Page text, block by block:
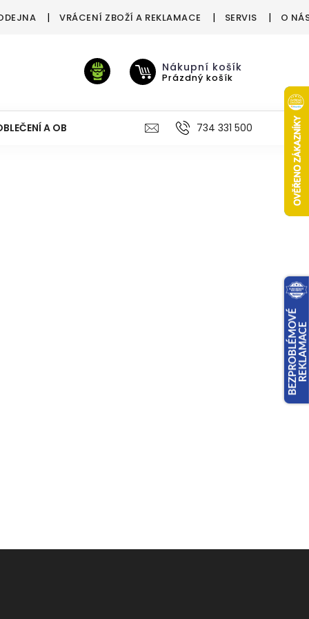
VRÁCENÍ ZBOŽÍ A REKLAMACE SERVIS O
Nákupní košík
Prázdný košík
A OBUV VÝŽIVA VÝPRODEJ %
734 331 500